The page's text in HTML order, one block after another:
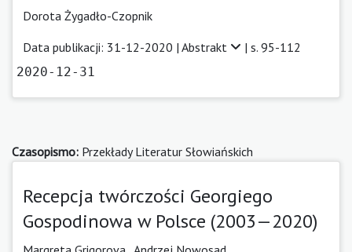
Dorota Żygadło-Czopnik
Data publikacji: 31-12-2020 | Abstrakt | s. 95-112
2020-12-31
Czasopismo: Przekłady Literatur Słowiańskich
Recepcja twórczości Georgiego
Gospodinowa w Polsce (2003—2020)